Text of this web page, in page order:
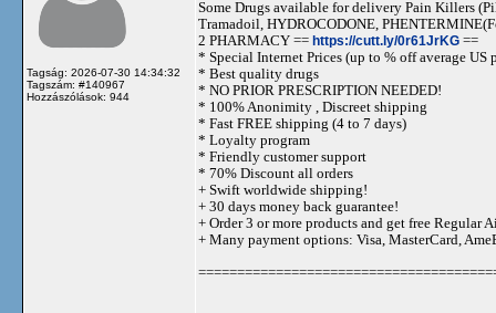
Tagság: 2026-07-30 14:34:32
Tagszám: #140967
Hozzászólások: 944
Some Drugs available for delivery Pain Killers
Tramadoil, HYDROCODONE,
2 PHARMACY == https://cutt.ly/0r61JrKG ==
* Special Internet Prices (up to % off average US
* Best quality drugs
* NO PRIOR PRESCRIPTION NEEDED!
* 100% Anonimity , Discreet shipping
* Fast FREE shipping (4 to 7 days)
* Loyalty program
* Friendly customer support
* 70% Discount all orders
+ Swift worldwide shipping!
+ 30 days money back guarantee!
+ Order 3 or more products and get free Regular
+ Many payment options: Visa, MasterCard,